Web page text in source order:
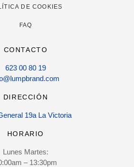
DE COOKIES
FAQ
CONTACTO
623 00 80 19
DIRECCIÓN
19a La Victoria
HORARIO
Lunes Martes:
– 13:30pm